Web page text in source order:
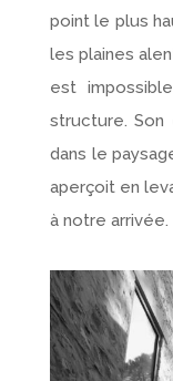
point le plus
les plaines
est
structure. Son
dans le
aperçoit en
à notre arrivée.